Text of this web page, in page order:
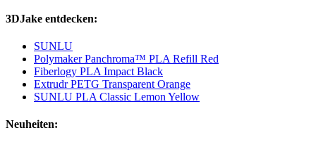
3DJake entdecken:
SUNLU
Polymaker Panchroma™ PLA Refill Red
Fiberlogy PLA Impact Black
Extrudr PETG Transparent Orange
SUNLU PLA Classic Lemon Yellow
Neuheiten: